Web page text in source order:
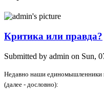
Критика или правда?
Submitted by admin on Sun,
Недавно наши единомышленники
(далее - дословно):